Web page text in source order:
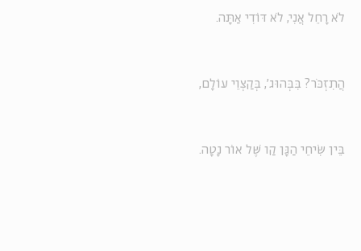
לֹא רָחֵל אֲנִי, לֹא דּוֹדִי אַתָּה.
הֲתִזְכֹּר? בִּבְּהוּג', בְּקַצְוֵי עוֹלָם,
בֵּין שִׂיחֵי הַגָּן קַו שֶׁל אוֹר נָטָה.